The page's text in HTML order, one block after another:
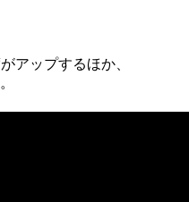
アップするほか、